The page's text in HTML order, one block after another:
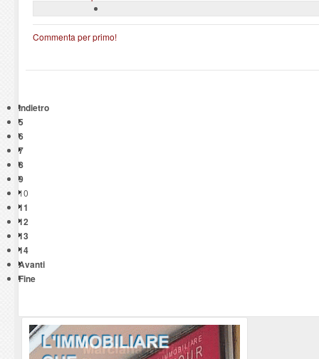
Commenta per primo!
Indietro
5
6
7
8
9
10
11
12
13
14
Avanti
Fine